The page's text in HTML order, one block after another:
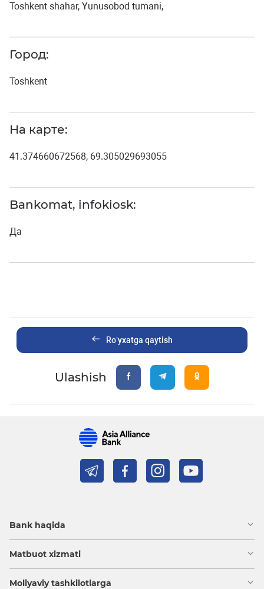
Toshkent shahar, Yunusobod tumani,
Город:
Toshkent
На карте:
41.374660672568, 69.305029693055
Bankomat, infokiosk:
Да
Ro’yxatga qaytish
Ulashish
Bank haqida
Matbuot xizmati
Moliyaviy tashkilotlarga